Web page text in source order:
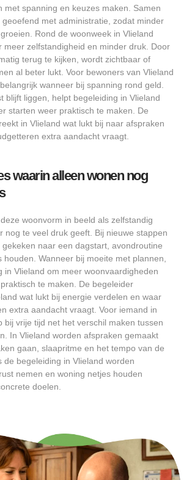
met spanning en keuzes maken. Samen
met administratie, zodat minder
Rond de woonweek in Vlieland
meer zelfstandigheid en minder druk. Door
terug te kijken, wordt zichtbaar of
al beter lukt. Voor bewoners van Vlieland
wanneer bij spanning rond geld.
blijft liggen, helpt begeleiding in Vlieland
starten weer praktisch te maken. De
in Vlieland wat lukt bij naar afspraken
extra aandacht vraagt.
waarin alleen wonen nog
woonvorm in beeld als zelfstandig
nog te veel druk geeft. Bij nieuwe stappen
gekeken naar een dagstart, avondroutine
houden. Wanneer bij moeite met plannen,
in Vlieland om meer woonvaardigheden
te maken. De begeleider
wat lukt bij energie verdelen en waar
extra aandacht vraagt. Voor iemand in
bij vrije tijd net het verschil maken tussen
In Vlieland worden afspraken gemaakt
gaan, slaapritme en het tempo van de
de begeleiding in Vlieland worden
nemen en woning netjes houden
doelen.